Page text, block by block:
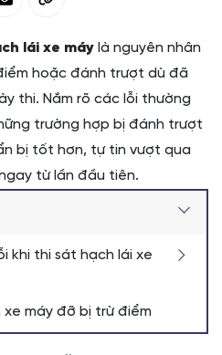
lái xe máy là nguyên nhân
hoặc đánh trượt dù đã
thi. Nắm rõ các lỗi thường
trường hợp bị đánh trượt
bị tốt hơn, tự tin vượt qua
từ lần đầu tiên.
khi thi sát hạch lái xe
máy đỡ bị trừ điểm